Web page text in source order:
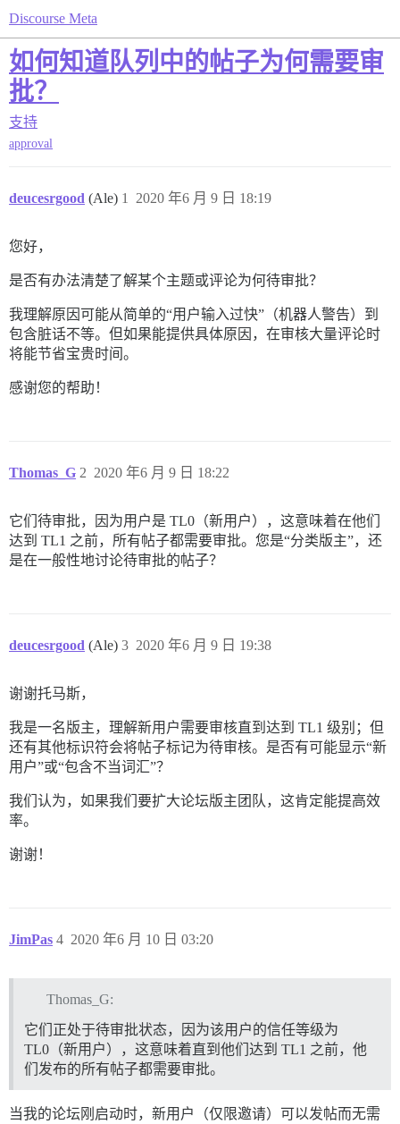
Discourse Meta
如何知道队列中的帖子为何需要审
批？
支持
approval
deucesrgood (Ale) 2020 年6 月 9 日 18:19
1
您好，
是否有办法清楚了解某个主题或评论为何待审批？
我理解原因可能从简单的“用户输入过快”（机器人警告）到
包含脏话不等。但如果能提供具体原因，在审核大量评论时
将能节省宝贵时间。
感谢您的帮助！
Thomas_G 2020 年6 月 9 日 18:22
2
它们待审批，因为用户是 TL0（新用户），这意味着在他们
达到 TL1 之前，所有帖子都需要审批。您是“分类版主”，还
是在一般性地讨论待审批的帖子？
deucesrgood (Ale) 2020 年6 月 9 日 19:38
3
谢谢托马斯，
我是一名版主，理解新用户需要审核直到达到 TL1 级别；但
还有其他标识符会将帖子标记为待审核。是否有可能显示“新
用户”或“包含不当词汇”？
我们认为，如果我们要扩大论坛版主团队，这肯定能提高效
率。
谢谢！
JimPas 2020 年6 月 10 日 03:20
4
Thomas_G:
它们正处于待审批状态，因为该用户的信任等级为
TL0（新用户），这意味着直到他们达到 TL1 之前，他
们发布的所有帖子都需要审批。
当我的论坛刚启动时，新用户（仅限邀请）可以发帖而无需